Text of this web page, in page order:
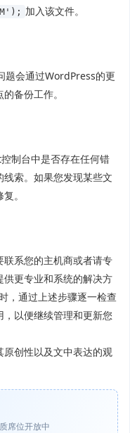
加入该文件。
题会通过WordPress的更
备份工作。
制台中是否存在任何错
索。如果您发现某些文
。
系您的主机商或者请专
更专业和系统的解决方
时，通过上述步骤逐一检查
以便继续管理和更新您
创性以及文中表达的观
席位开放中